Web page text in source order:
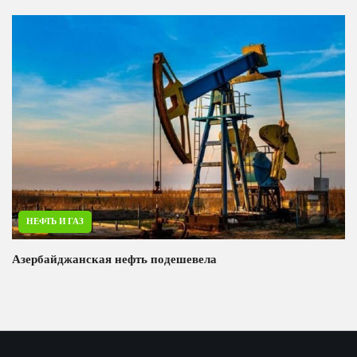
НЕФТЬ И ГАЗ
Азербайджанская нефть подешевела